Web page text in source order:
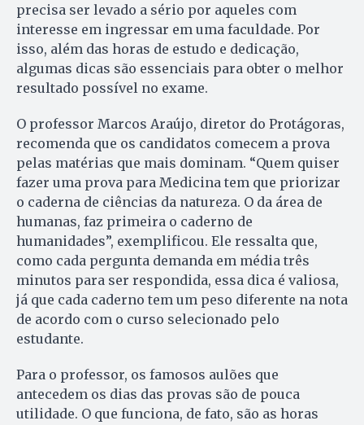
precisa ser levado a sério por aqueles com
interesse em ingressar em uma faculdade. Por
isso, além das horas de estudo e dedicação,
algumas dicas são essenciais para obter o melhor
resultado possível no exame.
O professor Marcos Araújo, diretor do Protágoras,
recomenda que os candidatos comecem a prova
pelas matérias que mais dominam. “Quem quiser
fazer uma prova para Medicina tem que priorizar
o caderna de ciências da natureza. O da área de
humanas, faz primeira o caderno de
humanidades”, exemplificou. Ele ressalta que,
como cada pergunta demanda em média três
minutos para ser respondida, essa dica é valiosa,
já que cada caderno tem um peso diferente na nota
de acordo com o curso selecionado pelo
estudante.
Para o professor, os famosos aulões que
antecedem os dias das provas são de pouca
utilidade. O que funciona, de fato, são as horas